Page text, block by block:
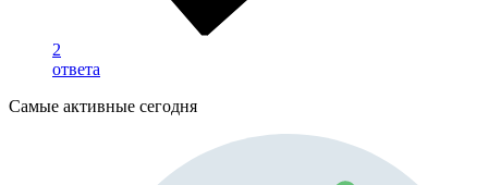
2
ответа
Самые активные сегодня